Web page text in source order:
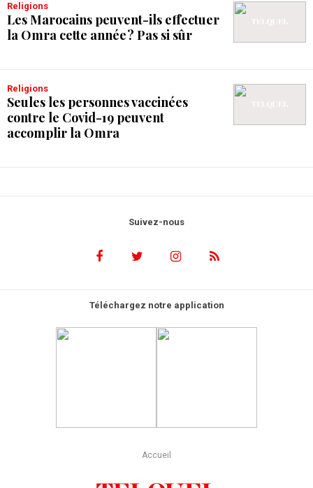
Religions
Les Marocains peuvent-ils effectuer
la Omra cette année ? Pas si sûr
Religions
Seules les personnes vaccinées
contre le Covid-19 peuvent
accomplir la Omra
Suivez-nous
Téléchargez notre application
Accueil